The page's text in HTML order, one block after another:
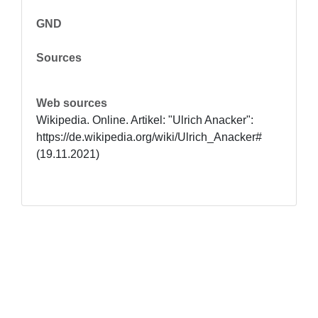
GND
Sources
Web sources
Wikipedia. Online. Artikel: "Ulrich Anacker":
https://de.wikipedia.org/wiki/Ulrich_Anacker#
(19.11.2021)